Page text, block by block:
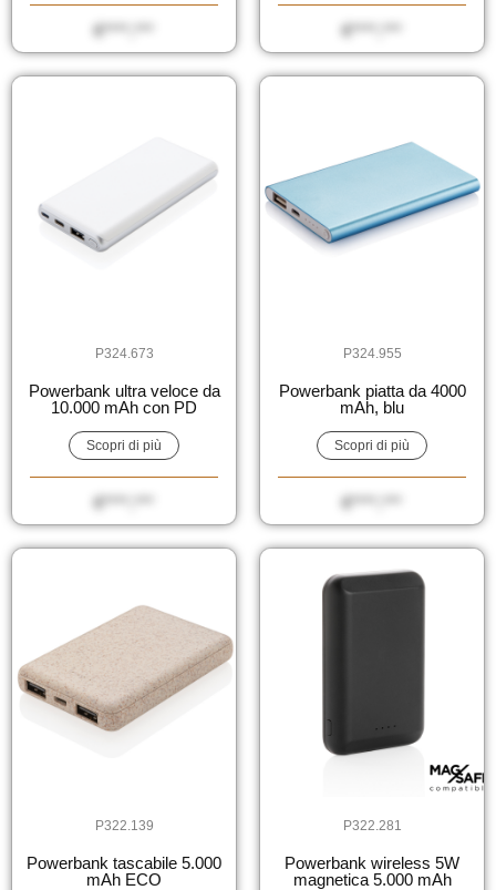
€****,*** €****,***
P324.673
Powerbank ultra veloce da
10.000 mAh con PD
Scopri di più
€****,***
P324.955
Powerbank piatta da 4000
mAh, blu
Scopri di più
€****,***
P322.139
Powerbank tascabile 5.000
mAh ECO
P322.281
Powerbank wireless 5W
magnetica 5.000 mAh